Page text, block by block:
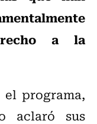
a la
programa,
aclaró sus